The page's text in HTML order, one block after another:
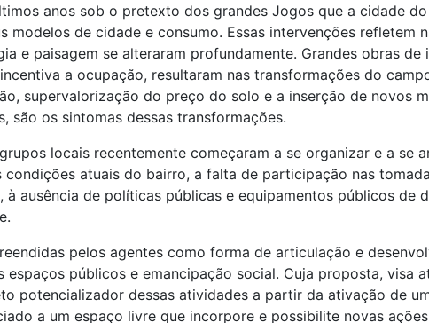
anos sob o pretexto dos grandes Jogos que a cidade
de cidade e consumo. Essas intervenções refletem
e paisagem se alteraram profundamente. Grandes obras de
a ocupação, resultaram nas transformações do
supervalorização do preço do solo e a inserção de novos
são os sintomas dessas transformações.
locais recentemente começaram a se organizar e a se
atuais do bairro, a falta de participação nas
ausência de políticas públicas e equipamentos públicos de
pelos agentes como forma de articulação e
públicos e emancipação social. Cuja proposta, visa
potencializador dessas atividades a partir da ativação de
a um espaço livre que incorpore e possibilite novas